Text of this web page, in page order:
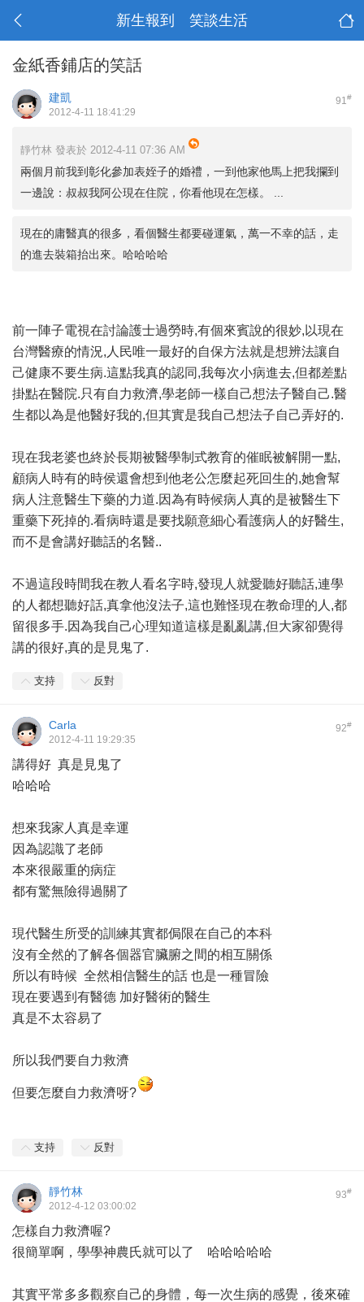
新生報到 笑談生活
金紙香鋪店的笑話
91#
建凱
2012-4-11 18:41:29
靜竹林 發表於 2012-4-11 07:36 AM
兩個月前我到彰化參加表姪子的婚禮，一到他家他馬上把我攔到
一邊說：叔叔我阿公現在住院，你看他現在怎樣。 ...
現在的庸醫真的很多，看個醫生都要碰運氣，萬一不幸的話，走
的進去裝箱抬出來。哈哈哈哈
前一陣子電視在討論護士過勞時,有個來賓說的很妙,以現在
台灣醫療的情況,人民唯一最好的自保方法就是想辨法讓自
己健康不要生病.這點我真的認同,我每次小病進去,但都差點
掛點在醫院.只有自力救濟,學老師一樣自己想法子醫自己.醫
生都以為是他醫好我的,但其實是我自己想法子自己弄好的.
現在我老婆也終於長期被醫學制式教育的催眠被解開一點,
顧病人時有的時侯還會想到他老公怎麼起死回生的,她會幫
病人注意醫生下藥的力道.因為有時候病人真的是被醫生下
重藥下死掉的.看病時還是要找願意細心看護病人的好醫生,
而不是會講好聽話的名醫..
不過這段時間我在教人看名字時,發現人就愛聽好聽話,連學
的人都想聽好話,真拿他沒法子,這也難怪現在教命理的人,都
留很多手.因為我自己心理知道這樣是亂亂講,但大家卻覺得
講的很好,真的是見鬼了.
支持 反對
92#
Carla
2012-4-11 19:29:35
講得好 真是見鬼了
哈哈哈
想來我家人真是幸運
因為認識了老師
本來很嚴重的病症
都有驚無險得過關了
現代醫生所受的訓練其實都侷限在自己的本科
沒有全然的了解各個器官臟腑之間的相互關係
所以有時候 全然相信醫生的話 也是一種冒險
現在要遇到有醫德 加好醫術的醫生
真是不太容易了
所以我們要自力救濟
但要怎麼自力救濟呀?
支持 反對
93#
靜竹林
2012-4-12 03:00:02
怎樣自力救濟喔?
很簡單啊，學學神農氏就可以了 哈哈哈哈哈
其實平常多多觀察自己的身體，每一次生病的感覺，後來確